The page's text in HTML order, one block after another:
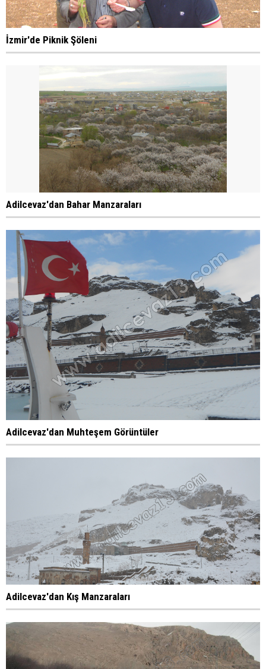
İzmir'de Piknik Şöleni
Adilcevaz'dan Bahar Manzaraları
Adilcevaz'dan Muhteşem Görüntüler
Adilcevaz'dan Kış Manzaraları